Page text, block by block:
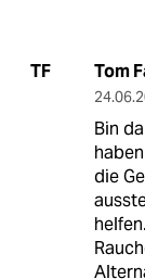
TF Tom
Bin
die